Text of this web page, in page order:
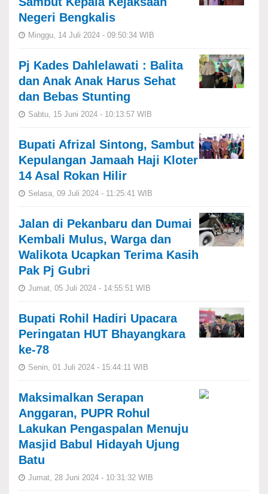
Negeri Bengkalis
Minggu, 14 Juli 2024 - 09:50:34 WIB
Pj Kades Dahlelawati : Balita
dan Anak Anak Harus Sehat
dan Bebas Stunting
Sabtu, 15 Juni 2024 - 10:13:57 WIB
Bupati Afrizal Sintong, Sambut
Kepulangan Jamaah Haji Kloter
14 Asal Rokan Hilir
Selasa, 09 Juli 2024 - 11:25:41 WIB
Jalan di Pekanbaru dan Dumai
Kembali Mulus, Warga dan
Walikota Ucapkan Terima Kasih
Pak Pj Gubri
Jumat, 05 Juli 2024 - 14:55:51 WIB
Bupati Rohil Hadiri Upacara
Peringatan HUT Bhayangkara
ke-78
Senin, 01 Juli 2024 - 15:44:11 WIB
Maksimalkan Serapan
Anggaran, PUPR Rohul
Lakukan Pengaspalan Menuju
Masjid Babul Hidayah Ujung
Batu
Jumat, 28 Juni 2024 - 10:31:32 WIB